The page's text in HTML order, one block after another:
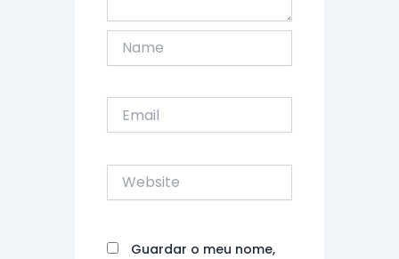
Website
Guardar o meu nome,